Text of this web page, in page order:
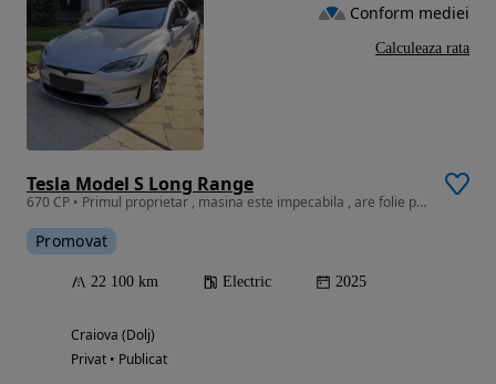
Tesla Model S Long Range
670 CP • Primul proprietar , masina este impecabila , are folie protectie
Promovat
22 100 km Electric 2025
Craiova (Dolj)
Privat • Publicat
Conform mediei
Calculeaza rata